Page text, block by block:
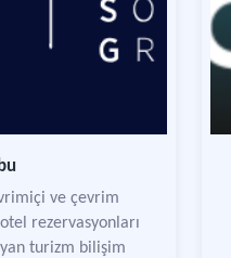
ve çevrim
rezervasyonları
turizm bilişim